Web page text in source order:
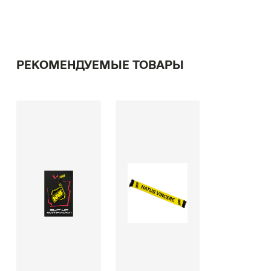
РЕКОМЕНДУЕМЫЕ ТОВАРЫ